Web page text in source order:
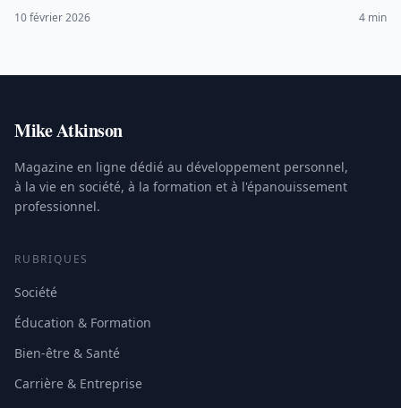
et stratégies de fond.
10 février 2026 4 min
Mike Atkinson
Magazine en ligne dédié au développement personnel,
à la vie en société, à la formation et à l'épanouissement
professionnel.
RUBRIQUES
Société
Éducation & Formation
Bien-être & Santé
Carrière & Entreprise